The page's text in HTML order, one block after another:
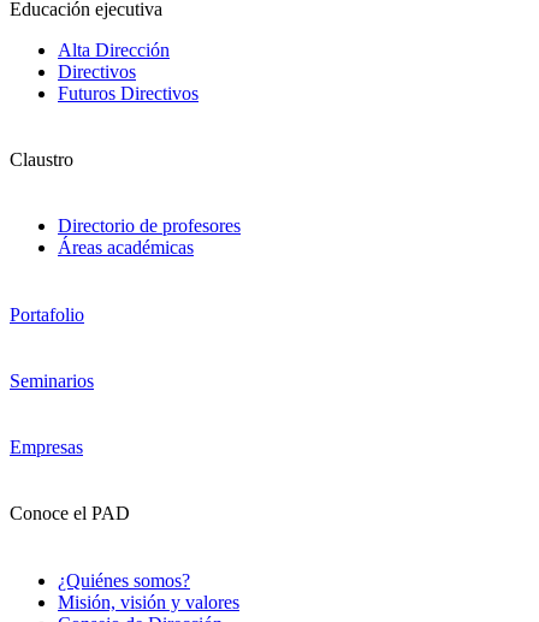
Educación ejecutiva
Alta Dirección
Directivos
Futuros Directivos
Claustro
Directorio de profesores
Áreas académicas
Portafolio
Seminarios
Empresas
Conoce el PAD
¿Quiénes somos?
Misión, visión y valores